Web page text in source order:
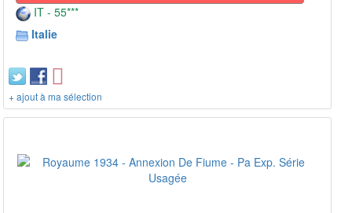
IT - 55***
Italie
+ ajout à ma sélection